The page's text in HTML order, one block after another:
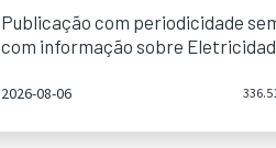
Publicação com periodicidade
com informação sobre
2026-08-06